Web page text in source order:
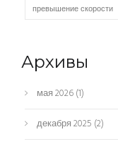
превышение скорости
Архивы
мая 2026(1)
декабря 2025 (2)